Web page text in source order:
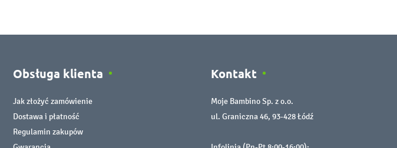
Obsługa klienta
Jak złożyć zamówienie
Dostawa i płatność
Regulamin zakupów
Kontakt
Moje Bambino Sp. z o.o.
ul. Graniczna 46, 93-428 Łódź